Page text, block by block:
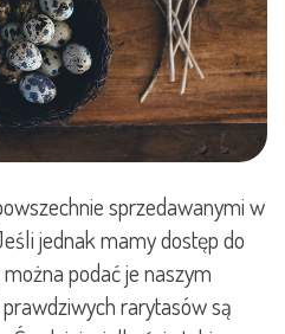
sprzedawanymi w
jednak mamy dostęp do
podać je naszym
rarytasów są